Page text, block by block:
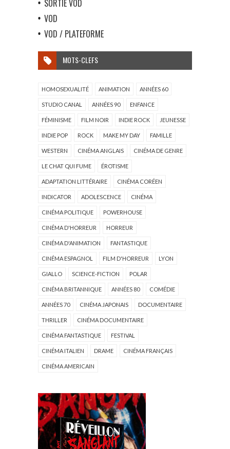
SORTIE VOD
VOD
VOD / PLATEFORME
MOTS-CLEFS
HOMOSEXUALITÉ ANIMATION ANNÉES 60
STUDIO CANAL ANNÉES 90 ENFANCE
FÉMINISME FILM NOIR INDIE ROCK JEUNESSE
INDIE POP ROCK MAKE MY DAY FAMILLE
WESTERN CINÉMA ANGLAIS CINÉMA DE GENRE
LE CHAT QUI FUME ÉROTISME
ADAPTATION LITTÉRAIRE CINÉMA CORÉEN
INDICATOR ADOLESCENCE CINÉMA
CINÉMA POLITIQUE POWERHOUSE
CINÉMA D'HORREUR HORREUR
CINÉMA D'ANIMATION FANTASTIQUE
CINÉMA ESPAGNOL FILM D'HORREUR LYON
GIALLO SCIENCE-FICTION POLAR
CINÉMA BRITANNIQUE ANNÉES 80 COMÉDIE
ANNÉES 70 CINÉMA JAPONAIS DOCUMENTAIRE
THRILLER CINÉMA DOCUMENTAIRE
CINÉMA FANTASTIQUE FESTIVAL
CINÉMA ITALIEN DRAME CINÉMA FRANÇAIS
CINÉMA AMERICAIN